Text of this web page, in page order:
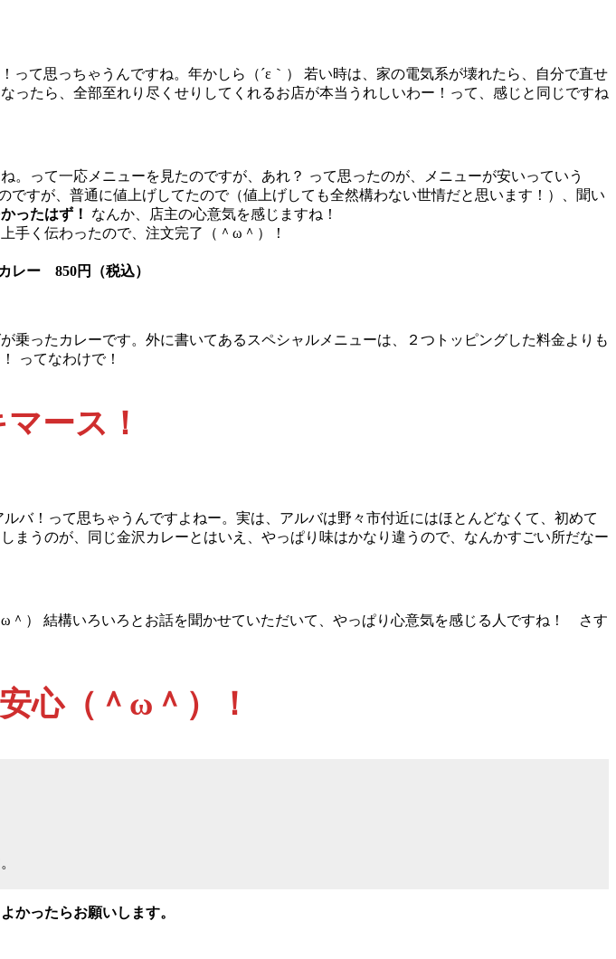
て思っちゃうんですね。年かしら（´ε｀） 若い時は、家の電気系が壊れたら、自分で直せ
たら、全部至れり尽くせりしてくれるお店が本当うれしいわー！って、感じと同じですね
って一応メニューを見たのですが、あれ？ って思ったのが、メニューが安いっていう
すが、普通に値上げしてたので（値上げしても全然構わない世情だと思います！）、聞い
ったはず！
なんか、店主の心意気を感じますね！
手く伝わったので、注文完了（＾ω＾）！
レー 850円（税込）
乗ったカレーです。外に書いてあるスペシャルメニューは、２つトッピングした料金よりも
ってなわけで！
ース！
バ！って思ちゃうんですよねー。実は、アルバは野々市付近にはほとんどなくて、初めて
まうのが、同じ金沢カレーとはいえ、やっぱり味はかなり違うので、なんかすごい所だなー
） 結構いろいろとお話を聞かせていただいて、やっぱり心意気を感じる人ですね！ さす
心（＾ω＾）！
かったらお願いします。